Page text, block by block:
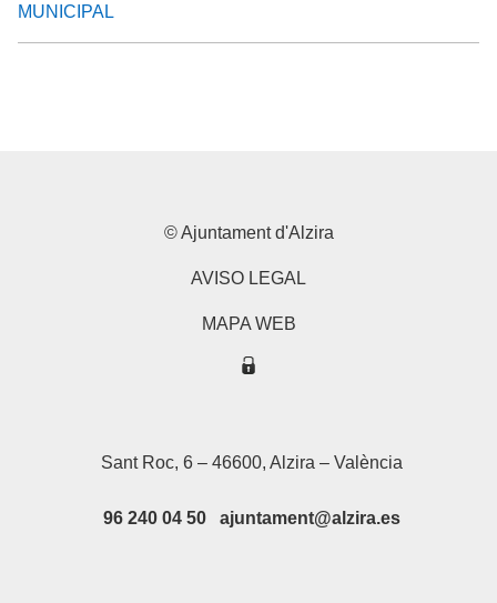
MUNICIPAL
© Ajuntament d'Alzira
AVISO LEGAL
MAPA WEB
Sant Roc, 6 – 46600, Alzira – València
96 240 04 50 ajuntament@alzira.es